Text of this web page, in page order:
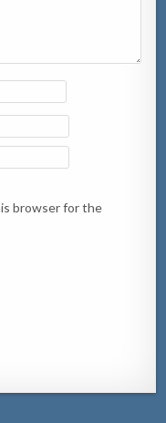
browser for the